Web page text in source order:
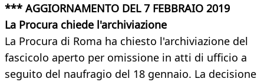
*** AGGIORNAMENTO DEL 7 FEBBRAIO 2019
La Procura chiede l'archiviazione
La Procura di Roma ha chiesto l'archiviazione del
fascicolo aperto per omissione in atti di ufficio a
seguito del naufragio del 18 gennaio. La decisione